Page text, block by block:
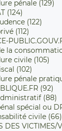
pénale (129)
(124)
(122)
(112)
la
civile (105)
(102)
pénale
(92)
(88)
spécial ou
civile (66)
DES VICTIMES/